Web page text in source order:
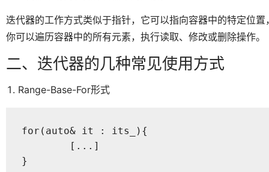
迭代器的工作方式类似于指针，它可以指向容器中的特定位
你可以遍历容器中的所有元素，执行读取、修改或删除操作。
二、迭代器的几种常见使用方式
Range-Base-For形式
for(auto& it : its_){
}